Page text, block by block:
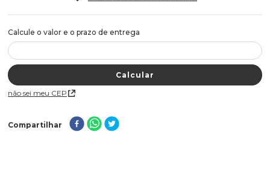
Não sei meu CEP
Compartilhar